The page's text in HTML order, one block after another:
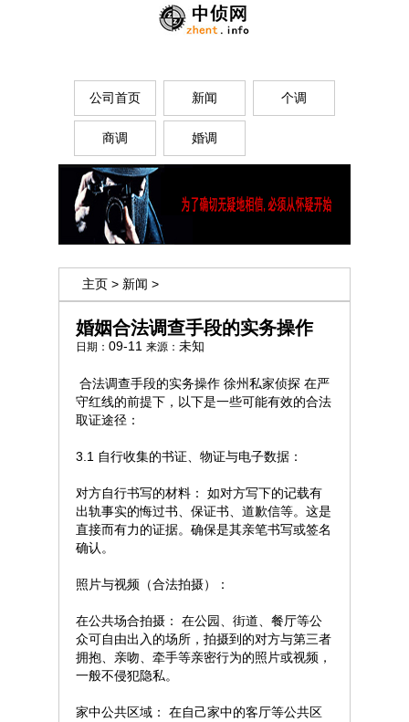
公司首页 新闻 个调
商调 婚调
主页 > 新闻 >
婚姻合法调查手段的实务操作
日期： 09-11 来源： 未知
合法调查手段的实务操作 徐州私家侦探 在严
守红线的前提下，以下是一些可能有效的合法
取证途径：
3.1 自行收集的书证、物证与电子数据：
对方自行书写的材料： 如对方写下的记载有
出轨事实的悔过书、保证书、道歉信等。这是
直接而有力的证据。确保是其亲笔书写或签名
确认。
照片与视频（合法拍摄）：
在公共场合拍摄： 在公园、街道、餐厅等公
众可自由出入的场所，拍摄到的对方与第三者
拥抱、亲吻、牵手等亲密行为的照片或视频，
一般不侵犯隐私。
家中公共区域： 在自己家中的客厅等公共区